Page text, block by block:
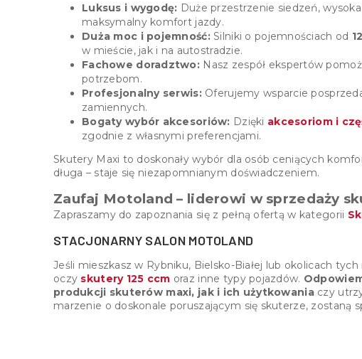
Luksus i wygodę: Duże przestrzenie siedzeń,
maksymalny komfort jazdy.
Duża moc i pojemność:Silniki o pojemnościach od
w mieście, jak i na autostradzie.
Fachowe doradztwo: Nasz zespół ekspertów
potrzebom.
Profesjonalny serwis:Oferujemy wsparcie
zamiennych.
Bogaty wybór akcesoriów: Dzięki akcesoriom i
zgodnie z własnymi preferencjami.
Skutery Maxi to doskonały wybór dla osób ceniących
długa – staje się niezapomnianym doświadczeniem.
Zaufaj Motoland – liderowi w sprzedaży
Zapraszamy do zapoznania się z pełną ofertą w kategorii
STACJONARNY SALON MOTOLAND
Jeśli mieszkasz w Rybniku, Bielsko-Białej lub okolicach
oczy skutery 125 ccm oraz inne typy pojazdów.
produkcji skuterów maxi, jak i ich użytkowaniaczy
marzenie o doskonale poruszającym się skuterze, zostaną